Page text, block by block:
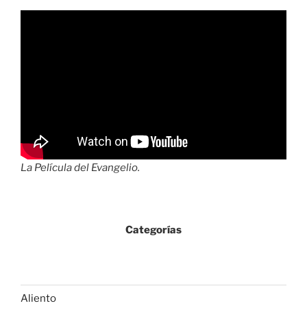
La Película del Evangelio.
Categorías
Aliento